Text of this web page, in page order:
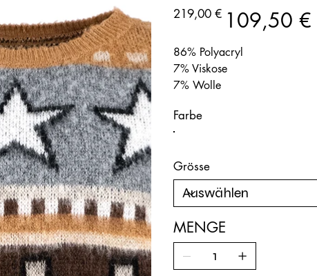
Ursprünglicher
Preis
219,00 € 109,50 €
86% Polyacryl
7% Viskose
7% Wolle
Farbe
Grösse
MENGE